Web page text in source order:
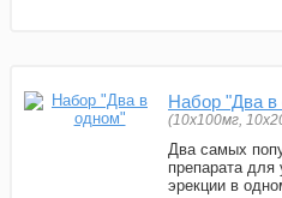
Набор "Два в
(10x100мг,
Два самых
препарата для
эрекции в